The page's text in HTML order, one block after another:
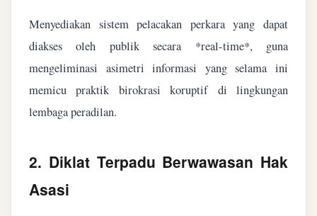
Menyediakan sistem pelacakan perkara yang dapat
diakses oleh publik secara *real-time*, guna
mengeliminasi asimetri informasi yang selama ini
memicu praktik birokrasi koruptif di lingkungan
lembaga peradilan.
2. Diklat Terpadu Berwawasan Hak
Asasi